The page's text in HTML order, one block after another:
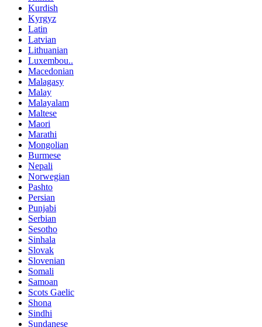
Kurdish
Kyrgyz
Latin
Latvian
Lithuanian
Luxembou..
Macedonian
Malagasy
Malay
Malayalam
Maltese
Maori
Marathi
Mongolian
Burmese
Nepali
Norwegian
Pashto
Persian
Punjabi
Serbian
Sesotho
Sinhala
Slovak
Slovenian
Somali
Samoan
Scots Gaelic
Shona
Sindhi
Sundanese